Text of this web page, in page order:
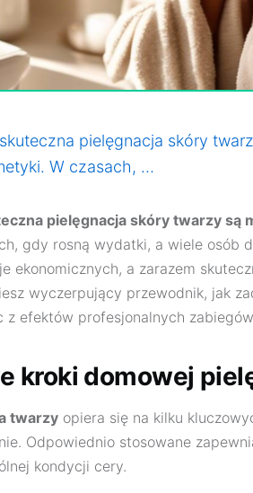
pielęgnacja skóry
W czasach, …
pielęgnacja skóry twarzy są
gdy rosną wydatki, a wiele osób
ekonomicznych, a zarazem
wyczerpujący przewodnik, jak
z efektów profesjonalnych
kroki domowej
twarzy opiera się na kilku
Odpowiednio stosowane
kondycji cery.